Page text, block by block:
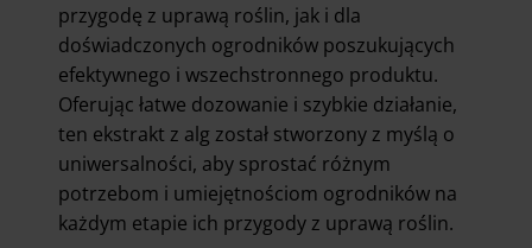
przygodę z uprawą roślin, jak i dla
doświadczonych ogrodników poszukujących
efektywnego i wszechstronnego produktu.
Oferując łatwe dozowanie i szybkie działanie,
ten ekstrakt z alg został stworzony z myślą o
uniwersalności, aby sprostać różnym
potrzebom i umiejętnościom ogrodników na
każdym etapie ich przygody z uprawą roślin.